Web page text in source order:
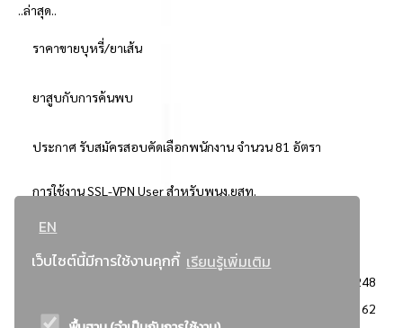
EN
เว็บไซต์นี้มีการใช้งานคุกกี้ เรียนรู้เพิ่มเติม
..ล่าสุด..
ราคาขายบุหรี่/ยาเส้น
ยาสูบกับการค้นพบ
ประกาศ รับสมัครสอบคัดเลือกพนักงาน จำนวน 81 อัตรา
การใช้งาน SSL-VPN User สำหรับพนง.ยสท.
..ยอดนิยม..
3248
2362